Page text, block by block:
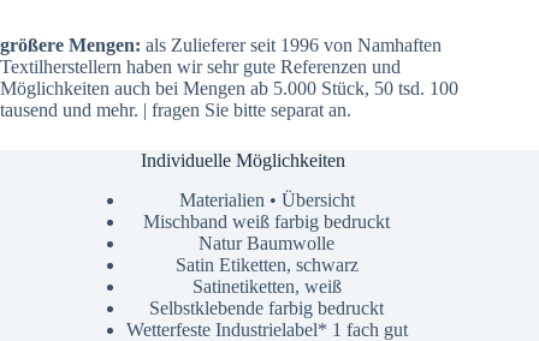
größere Mengen: als Zulieferer seit 1996 von Namhaften
Textilherstellern haben wir sehr gute Referenzen und
Möglichkeiten auch bei Mengen ab 5.000 Stück, 50 tsd. 100
tausend und mehr. | fragen Sie bitte separat an.
Individuelle Möglichkeiten
Materialien • Übersicht
Mischband weiß farbig bedruckt
Natur Baumwolle
Satin Etiketten, schwarz
Satinetiketten, weiß
Selbstklebende farbig bedruckt
Wetterfeste Industrielabel* 1 fach gut